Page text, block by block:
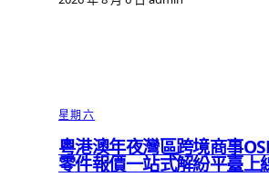
星期六
粵港澳年夜灣區跨境商事
零件報價一站式解紛平臺上